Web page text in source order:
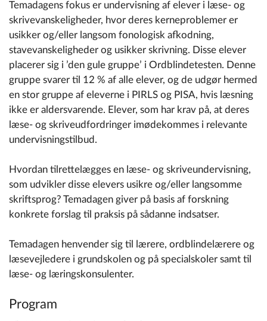
Temadagens fokus er undervisning af elever i læse- og
skrivevanskeligheder, hvor deres kerneproblemer er
usikker og/eller langsom fonologisk afkodning,
stavevanskeligheder og usikker skrivning. Disse elever
placerer sig i ’den gule gruppe’ i Ordblindetesten. Denne
gruppe svarer til 12 % af alle elever, og de udgør hermed
en stor gruppe af eleverne i PIRLS og PISA, hvis læsning
ikke er aldersvarende. Elever, som har krav på, at deres
læse- og skriveudfordringer imødekommes i relevante
undervisningstilbud.
Hvordan tilrettelægges en læse- og skriveundervisning,
som udvikler disse elevers usikre og/eller langsomme
skriftsprog? Temadagen giver på basis af forskning
konkrete forslag til praksis på sådanne indsatser.
Temadagen henvender sig til lærere, ordblindelærere og
læsevejledere i grundskolen og på specialskoler samt til
læse- og læringskonsulenter.
Program